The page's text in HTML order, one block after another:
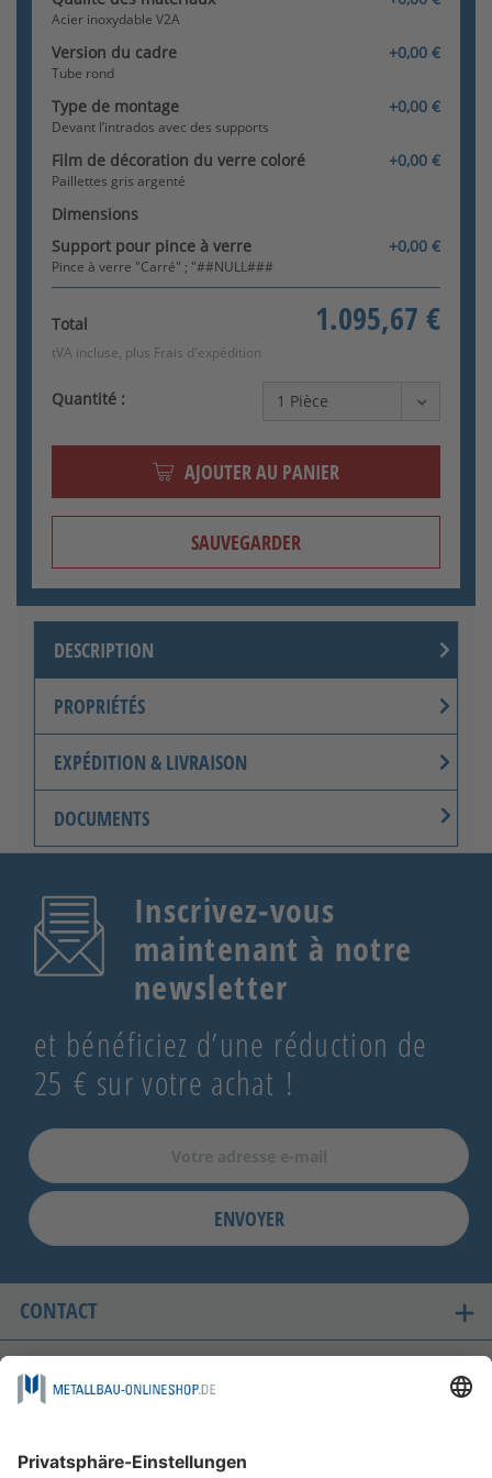
Paillettes bleu clair
Gris argenté Gravure fine
Gris argenté Gravure
grossière
Acier inoxydable V2A
Version du cadre +0,00 €
Tube rond
Type de montage +0,00 €
Devant l’intrados avec des supports
Film de décoration du verre coloré +0,00 €
Paillettes gris argenté
Dimensions
Support pour pince à verre
+0,00 €
Pince à verre "Carré" ; "##NULL###
Total 1.095,67 €
tVA incluse, plus Frais d'expédition
Quantité :
AJOUTER AU PANIER
SAUVEGARDER
DESCRIPTION
PROPRIÉTÉS
EXPÉDITION & LIVRAISON
DOCUMENTS
Inscrivez-vous
maintenant à notre
newsletter
et bénéficiez d’une réduction de
25 € sur votre achat !
ENVOYER
CONTACT
LES PAYS OÙ NOUS LIVRONS